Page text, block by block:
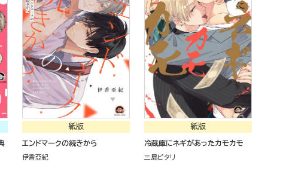
紙版
エンドマークの続きから
伊香亞紀
紙版
冷蔵庫にネギがあったカモカモ
三島ピタリ